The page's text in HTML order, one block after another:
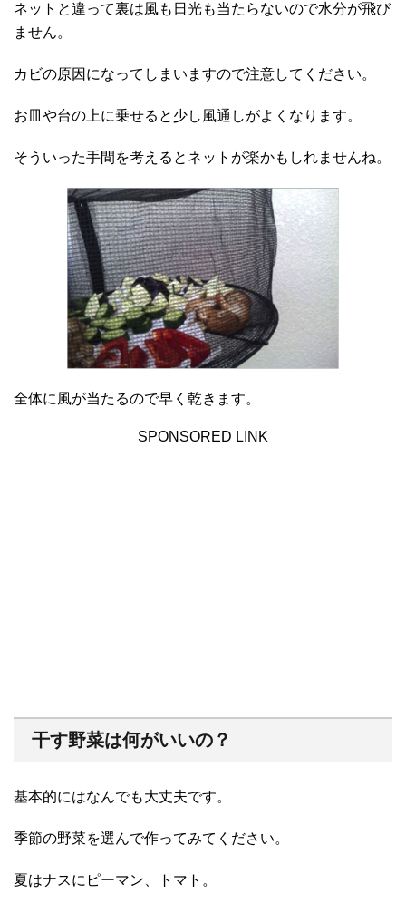
ネットと違って裏は風も日光も当たらないので水分が飛び
ません。
カビの原因になってしまいますので注意してください。
お皿や台の上に乗せると少し風通しがよくなります。
そういった手間を考えるとネットが楽かもしれませんね。
全体に風が当たるので早く乾きます。
SPONSORED LINK
干す野菜は何がいいの？
基本的にはなんでも大丈夫です。
季節の野菜を選んで作ってみてください。
夏はナスにピーマン、トマト。